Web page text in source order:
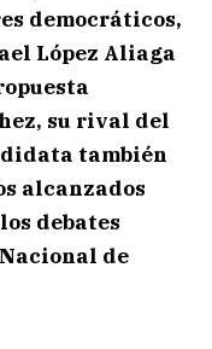
democráticos,
López Aliaga
su rival del
también
alcanzados
debates
de